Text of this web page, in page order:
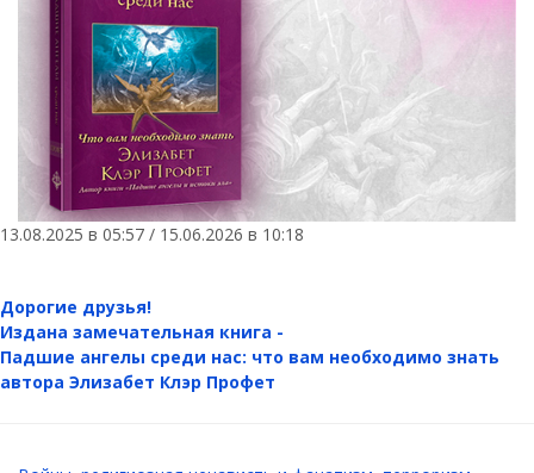
13.08.2025 в 05:57 / 15.06.2026 в 10:18
Дорогие друзья!
Издана замечательная книга -
Падшие ангелы среди нас: что вам необходимо знать
автора Элизабет Клэр Профет